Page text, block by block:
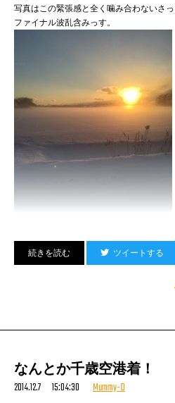
写真はこの緊張感と全く噛み合わないさっ
ファイナル波乱含みっす。
（Ｄ） ツイートする
なんとか千歳空港着！
2014.12.7 15:04:30 Mummy-D